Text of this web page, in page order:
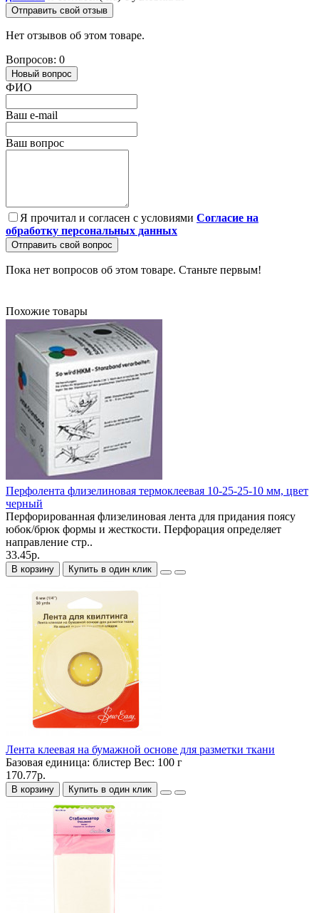
Отправить свой отзыв
Нет отзывов об этом товаре.
Вопросов: 0
Новый вопрос
ФИО
Ваш e-mail
Ваш вопрос
Я прочитал и согласен с условиями Согласие на
обработку персональных данных
Отправить свой вопрос
Пока нет вопросов об этом товаре. Станьте первым!
Похожие товары
Перфолента флизелиновая термоклеевая 10-25-25-10 мм, цвет
черный
Перфорированная флизелиновая лента для придания поясу
юбок/брюк формы и жесткости. Перфорация определяет
направление стр..
33.45р.
В корзину Купить в один клик
Лента клеевая на бумажной основе для разметки ткани
Базовая единица: блистер Вес: 100 г
170.77р.
В корзину Купить в один клик